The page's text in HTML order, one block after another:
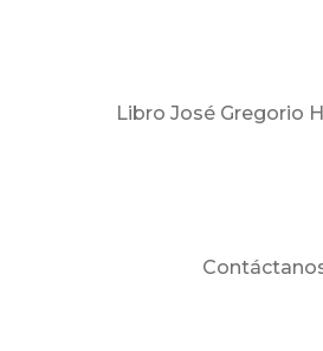
Libro José Gregorio